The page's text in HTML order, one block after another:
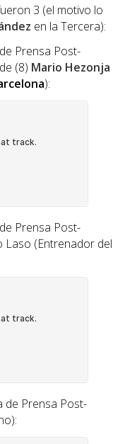
3 (el motivo lo
en la Tercera):
Prensa Post-
(8) Mario Hezonja
):
Prensa Post-
Laso (Entrenador del
de Prensa Post-